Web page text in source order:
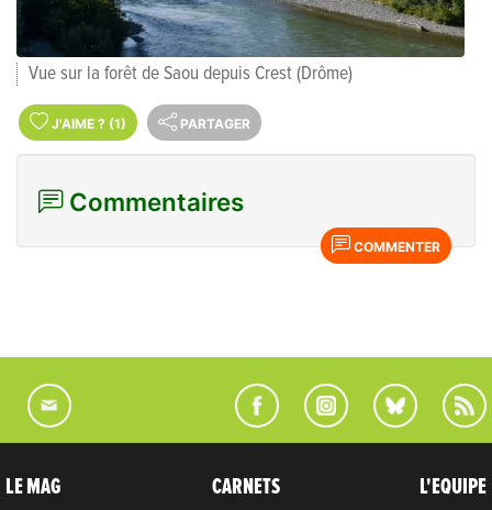
Vue sur la forêt de Saou depuis Crest (Drôme)
J'AIME ? (1) PARTAGER
Commentaires
COMMENTER
LE MAG CARNETS L'EQUIPE